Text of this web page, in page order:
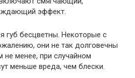
эффект.
губ бесцветны. Некоторые с
они не так долговечны
не менее, при случайном
меньше вреда, чем блески.